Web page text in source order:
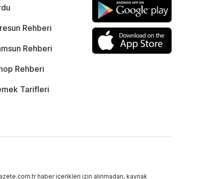
Rehberi
Rehberi
Rehberi
Tarifleri
haber içerikleri izin alınmadan, kaynak